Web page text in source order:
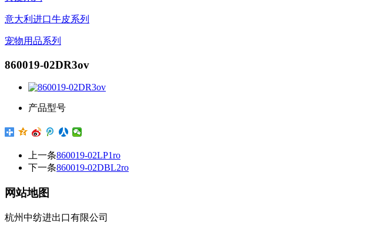
意大利进口牛皮系列
宠物用品系列
860019-02DR3ov
产品型号
上一条860019-02LP1ro
下一条860019-02DBL2ro
网站地图
杭州中纺进出口有限公司